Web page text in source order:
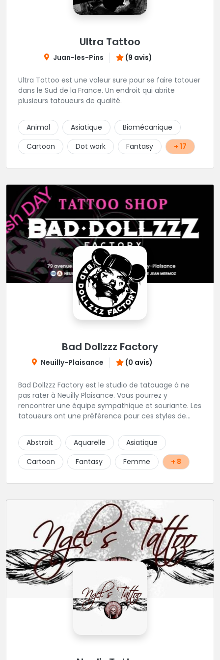
Ultra Tattoo
Juan-les-Pins (9 avis)
Ultra Tattoo est une valeur sure pour se faire tatouer
dans le Sud de la France. Un endroit qui abrite
plusieurs tatoueurs de qualité.
Animal Asiatique
Biomécanique
Cartoon
Dot work Fantasy + 17
Bad Dollzzz Factory
Neuilly-Plaisance (0 avis)
Bad Dollzzz Factory est le studio de tatouage à ne
pas rater à Neuilly Plaisance. Vous pourrez y
rencontrer une équipe sympathique et souriante. Les
tatoueurs ont une préfèrence pour ces styles de
culture et traits fins. Foncez !
Abstrait Aquarelle
Asiatique
Cartoon
Fantasy Femme + 8